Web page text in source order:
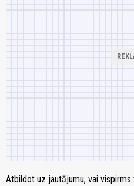
Atbildot uz jautājumu, vai